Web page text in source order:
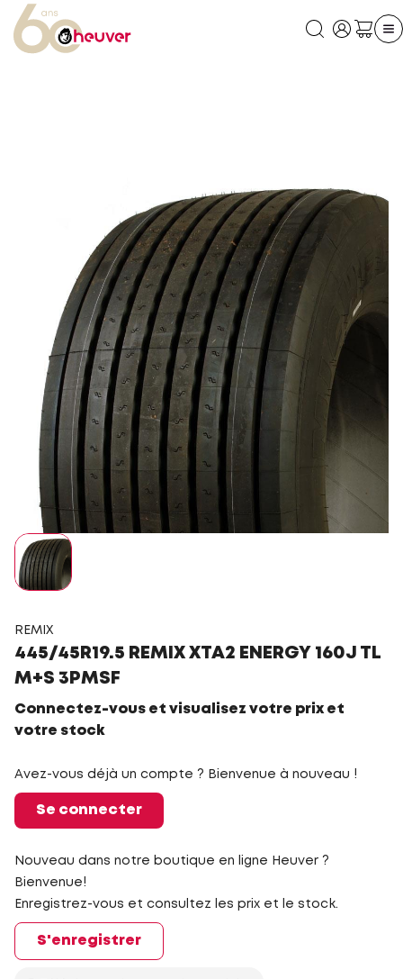
REMIX
445/45R19.5 REMIX XTA2 ENERGY 160J TL
M+S 3PMSF
Connectez-vous et visualisez votre prix et
votre stock
Avez-vous déjà un compte ? Bienvenue à nouveau !
Se connecter
Nouveau dans notre boutique en ligne Heuver ?
Bienvenue!
Enregistrez-vous et consultez les prix et le stock.
S'enregistrer